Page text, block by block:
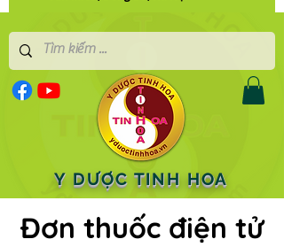
Y DƯỢC TINH HOA
Đơn thuốc điện tử